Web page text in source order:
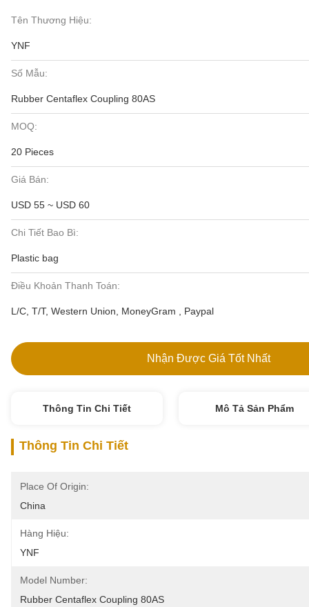
Tên Thương Hiệu:
YNF
Số Mẫu:
Rubber Centaflex Coupling 80AS
MOQ:
20 Pieces
Giá Bán:
USD 55 ~ USD 60
Chi Tiết Bao Bì:
Plastic bag
Điều Khoản Thanh Toán:
L/C, T/T, Western Union, MoneyGram , Paypal
Nhận Được Giá Tốt Nhất
Thông Tin Chi Tiết Mô Tả Sản Phẩm
Thông Tin Chi Tiết
Place Of Origin:
China
Hàng Hiệu:
YNF
Model Number:
Rubber Centaflex Coupling 80AS